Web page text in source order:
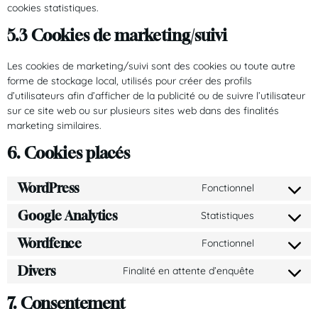
cookies statistiques.
5.3 Cookies de marketing/suivi
Les cookies de marketing/suivi sont des cookies ou toute autre
forme de stockage local, utilisés pour créer des profils
d’utilisateurs afin d’afficher de la publicité ou de suivre l’utilisateur
sur ce site web ou sur plusieurs sites web dans des finalités
marketing similaires.
6. Cookies placés
WordPress Fonctionnel
Google Analytics Statistiques
Wordfence Fonctionnel
Divers Finalité en attente d’enquête
7. Consentement